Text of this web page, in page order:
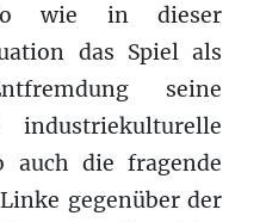
wie in dieser
das Spiel als
seine
auch die fragende
gegenüber der